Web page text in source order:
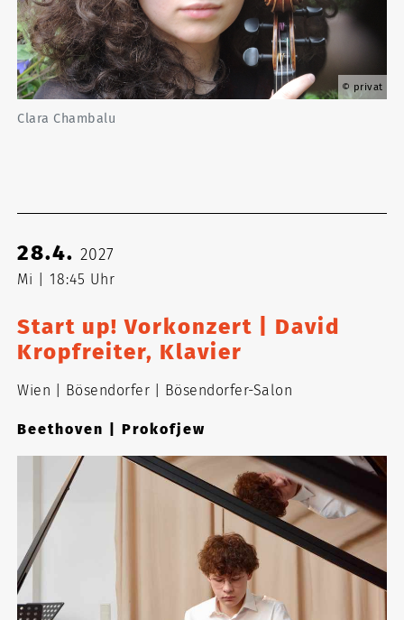
privat
Clara Chambalu
28.4.2027
Mi 18:45 Uhr
Start up! Vorkonzert | David
Kropfreiter, Klavier
Wien Bösendorfer Bösendorfer-Salon
Beethoven | Prokofjew